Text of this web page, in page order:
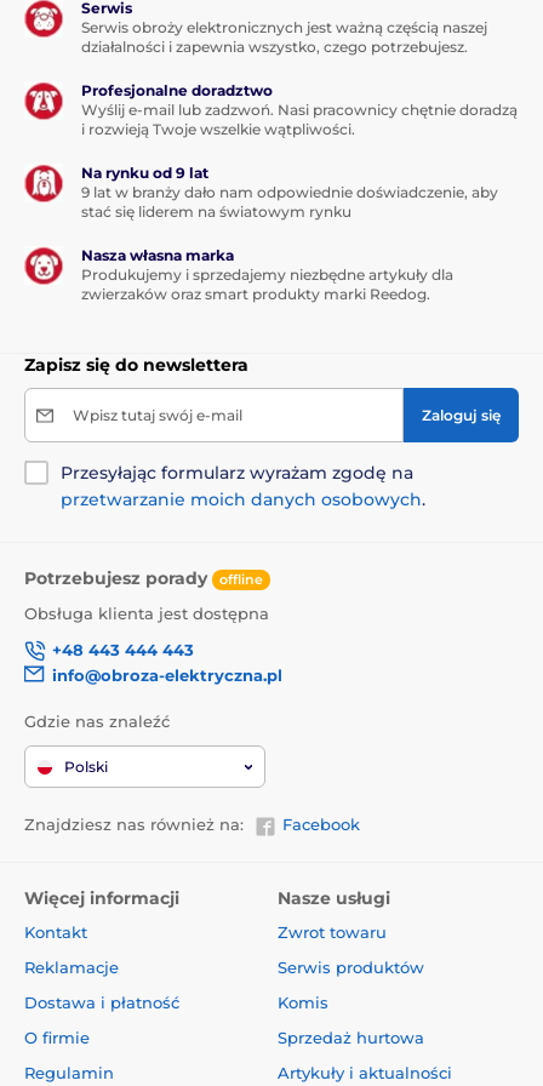
Liczba psów
Obroża Garmin PT 10 umożliwia kontrolę
nad większą ilością psów bez utraty
funkcjonalności. Możesz trenować
jednocześnie do 3 psów (z treningowym systemem
PRO 70).
Długość obroży
ją chętnie, obroża jest wygodna. Długość
obroży jest regulowana od 20 do 65 cm.
Waga i wymiary
szerokość 7,8 cm, wysokość 4,4 cm
głębokość 4,4 cm. Waży 98 g.
Produkt znajduje się w kategoriach
Serwis
Serwis obroży elektronicznych jest ważną częścią naszej
działalności i zapewnia wszystko, czego potrzebujesz.
Profesjonalne doradztwo
Wyślij e-mail lub zadzwoń. Nasi pracownicy chętnie doradzą
i rozwieją Twoje wszelkie wątpliwości.
Na rynku od 9 lat
9 lat w branży dało nam odpowiednie doświadczenie, aby
stać się liderem na światowym rynku
Nasza własna marka
Produkujemy i sprzedajemy niezbędne artykuły dla
zwierzaków oraz smart produkty marki Reedog.
Zapisz się do newslettera
Wpisz tutaj swój e-mail Zaloguj się
Przesyłając formularz wyrażam zgodę na
przetwarzanie moich danych osobowych.
Potrzebujesz porady offline
Obsługa klienta jest dostępna
+48 443 444 443
info@obroza-elektryczna.pl
Gdzie nas znaleźć
Polski
Znajdziesz nas również na: Facebook
Więcej informacji
Kontakt
Reklamacje
Dostawa i płatność
O firmie
Regulamin
Nasze usługi
Zwrot towaru
Serwis produktów
Komis
Sprzedaż hurtowa
Artykuły i aktualności